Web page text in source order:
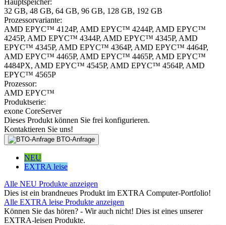
32 GB, 48 GB, 64 GB, 96 GB, 128 GB, 192 GB
Prozessorvariante:
AMD EPYC™ 4124P, AMD EPYC™ 4244P, AMD EPYC™
4245P, AMD EPYC™ 4344P, AMD EPYC™ 4345P, AMD
EPYC™ 4345P, AMD EPYC™ 4364P, AMD EPYC™ 4464P,
AMD EPYC™ 4465P, AMD EPYC™ 4465P, AMD EPYC™
4484PX, AMD EPYC™ 4545P, AMD EPYC™ 4564P, AMD
EPYC™ 4565P
Prozessor:
AMD EPYC™
Produktserie:
exone CoreServer
Dieses Produkt können Sie frei konfigurieren.
Kontaktieren Sie uns!
BTO-Anfrage
NEU
EXTRA leise
Alle NEU Produkte anzeigen
Dies ist ein brandneues Produkt im EXTRA Computer-Portfolio!
Alle EXTRA leise Produkte anzeigen
Können Sie das hören? - Wir auch nicht! Dies ist eines unserer
EXTRA-leisen Produkte.